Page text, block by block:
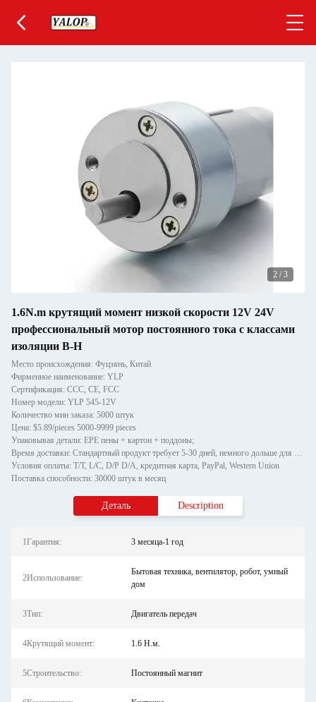
2 / 3
1.6N.m крутящий момент низкой скорости 12V 24V
профессиональный мотор постоянного тока с классами
изоляции B-H
Место происхождения: Фуцзянь, Китай
Фирменное наименование: YLP
Сертификация: CCC, CE, FCC
Номер модели: YLP 545-12V
Количество мин заказа: 5000 штук
Цена: $5.89/pieces 5000-9999 pieces
Упаковывая детали: EPE пены + картон + поддоны;
Время доставки: Стандартный продукт требует 5-30 дней, немного дольше для индивидуальных продуктов.
Условия оплаты: T/T, L/C, D/P D/A, кредитная карта, PayPal, Western Union
Поставка способности: 30000 штук в месяц
Деталь Description
1Гарантия: 3 месяца-1 год
2Использование:
Бытовая техника, вентилятор, робот, умный
дом
3Тип: Двигатель передач
4Крутящий момент: 1.6 Н.м.
5Строительство: Постоянный магнит